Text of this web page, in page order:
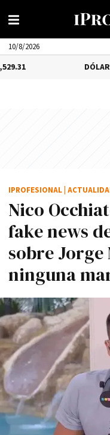
10/8/2026
-1.25%
Nico
fake news
sobre Jorge
ninguna
IPROFESIONAL